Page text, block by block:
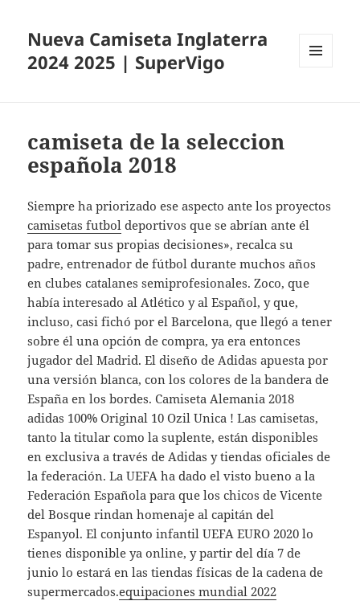
Nueva Camiseta Inglaterra
2024 2025 | SuperVigo
camiseta de la seleccion
española 2018
Siempre ha priorizado ese aspecto ante los proyectos
camisetas futbol deportivos que se abrían ante él
para tomar sus propias decisiones», recalca su
padre, entrenador de fútbol durante muchos años
en clubes catalanes semiprofesionales. Zoco, que
había interesado al Atlético y al Español, y que,
incluso, casi fichó por el Barcelona, que llegó a tener
sobre él una opción de compra, ya era entonces
jugador del Madrid. El diseño de Adidas apuesta por
una versión blanca, con los colores de la bandera de
España en los bordes. Camiseta Alemania 2018
adidas 100% Original 10 Ozil Unica ! Las camisetas,
tanto la titular como la suplente, están disponibles
en exclusiva a través de Adidas y tiendas oficiales de
la federación. La UEFA ha dado el visto bueno a la
Federación Española para que los chicos de Vicente
del Bosque rindan homenaje al capitán del
Espanyol. El conjunto infantil UEFA EURO 2020 lo
tienes disponible ya online, y partir del día 7 de
junio lo estará en las tiendas físicas de la cadena de
supermercados.equipaciones mundial 2022